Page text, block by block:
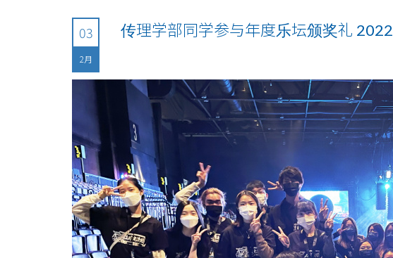
03
2月
传理学部同学参与年度乐坛颁奖礼 2022